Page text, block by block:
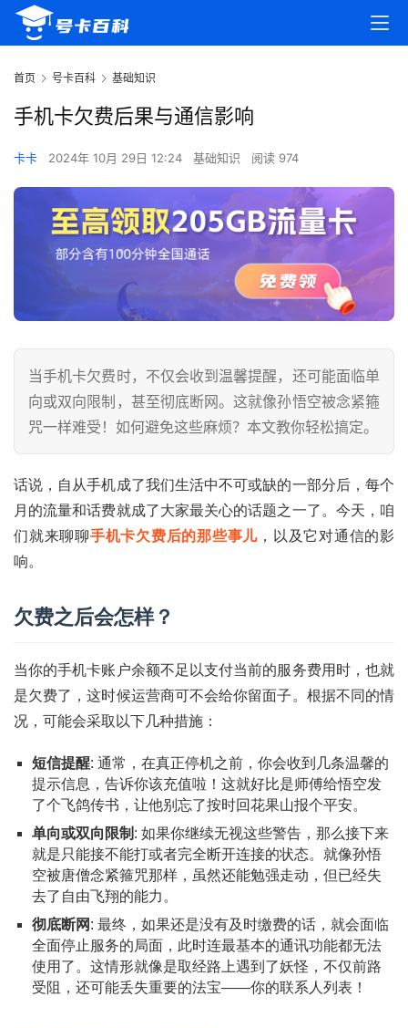
首页 号卡百科 基础知识
手机卡欠费后果与通信影响
卡卡 2024年 10月 29日 12:24 基础知识 阅读 974
当手机卡欠费时，不仅会收到温馨提醒，还可能面临单
向或双向限制，甚至彻底断网。这就像孙悟空被念紧箍
咒一样难受！如何避免这些麻烦？本文教你轻松搞定。
话说，自从手机成了我们生活中不可或缺的一部分后，每个
月的流量和话费就成了大家最关心的话题之一了。今天，咱
们就来聊聊手机卡欠费后的那些事儿 ，以及它对通信的影
响。
欠费之后会怎样？
当你的手机卡账户余额不足以支付当前的服务费用时，也就
是欠费了，这时候运营商可不会给你留面子。根据不同的情
况，可能会采取以下几种措施：
短信提醒: 通常，在真正停机之前，你会收到几条温馨的
提示信息，告诉你该充值啦！这就好比是师傅给悟空发
了个飞鸽传书，让他别忘了按时回花果山报个平安。
单向或双向限制 : 如果你继续无视这些警告，那么接下来
就是只能接不能打或者完全断开连接的状态。就像孙悟
空被唐僧念紧箍咒那样，虽然还能勉强走动，但已经失
去了自由飞翔的能力。
彻底断网 : 最终，如果还是没有及时缴费的话，就会面临
全面停止服务的局面，此时连最基本的通讯功能都无法
使用了。这情形就像是取经路上遇到了妖怪，不仅前路
受阻，还可能丢失重要的法宝——你的联系人列表！